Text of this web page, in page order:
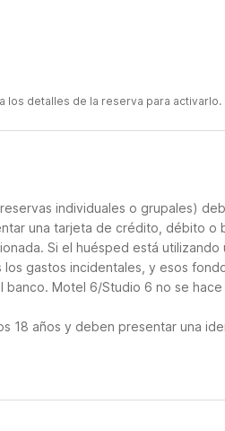
los detalles de la reserva para activarlo.
individuales o grupales)
una tarjeta de crédito, débito o
Si el huésped está
gastos incidentales, y esos
Motel 6/Studio 6 no se
18 años y deben presentar una